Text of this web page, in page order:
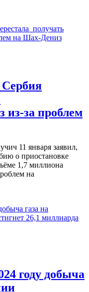
Сербия
из-за проблем
11 января заявил,
о приостановке
1,7 миллиона
на
году добыча